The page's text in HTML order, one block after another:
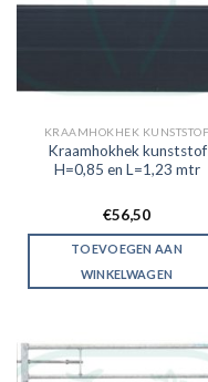
KRAAMHOKHEK KUNSTSTOF
Kraamhokhek kunststof
H=0,85 en L=1,23 mtr
€56,50
TOEVOEGEN AAN
WINKELWAGEN